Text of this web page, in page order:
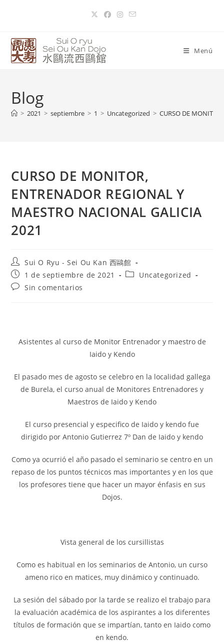
Menú
Blog
> 2021 > septiembre > 1 > Uncategorized > CURSO DE
CURSO DE MONITOR,
ENTRENADOR REGIONAL Y
MAESTRO NACIONAL GALICIA
2021
Sui O Ryu - Sei Ou Kan 西鷗館
1 de septiembre de 2021
Uncategorized
Sin comentarios
Asistentes al curso de Monitor Entrenador y maestro de
Iaido y Kendo
El pasado mes de agosto se celebro en la localidad gallega
de Burela, el curso anual de Monitores Entrenadores y
Maestros de Iaido y Kendo
El curso presencial y especifico de Iaido y kendo fue
dirigido por Antonio Gutierrez 7º Dan de Iaido y kendo
Como ya ocurrió el año pasado el seminario se centro en un
repaso de los puntos técnicos mas importantes y en los que
los profesores tiene que hacer un mayor énfasis en sus
Dojos.
Vista general de los cursillistas
Como es habitual en los seminarios de Antonio, un curso
ameno rico en matices, muy dinámico y continuado.
La sesión del sábado por la tarde se realizo el trabajo para
la evaluación académica de los aspirantes a los diferentes
títulos de formación que se impartían, tanto en Iaido como
en kendo.